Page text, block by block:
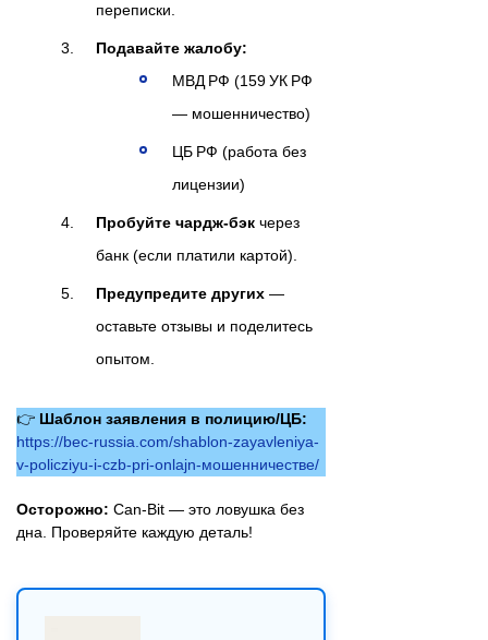
переписки.
Подавайте жалобу:
МВД РФ (159 УК РФ
— мошенничество)
ЦБ РФ (работа без
лицензии)
Пробуйте чардж‑бэк через
банк (если платили картой).
Предупредите других —
оставьте отзывы и поделитесь
опытом.
👉 Шаблон заявления в полицию/ЦБ:
https://bec-russia.com/shablon-zayavleniya-
v-policziyu-i-czb-pri-onlajn-мошенничестве/
Осторожно: Can‑Bit — это ловушка без
дна. Проверяйте каждую деталь!